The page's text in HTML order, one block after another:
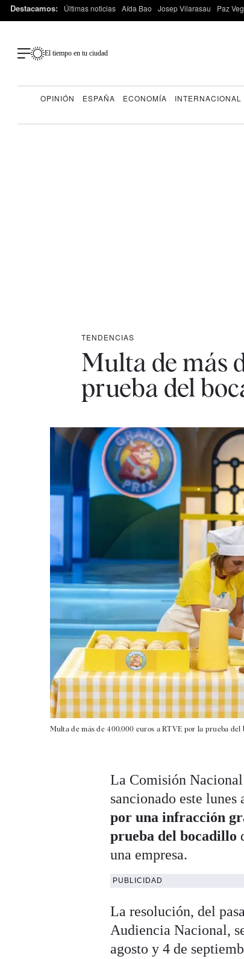
Destacamos: Últimas noticias Aída Bao Josep Vilarasau Paz
El tiempo en tu ciudad
OPINIÓN ESPAÑA ECONOMÍA INTERNACIONAL
TENDENCIAS
Multa de más
prueba del
Multa de más de 400.000 euros a RTVE por la prueba
La Comisión
sancionado este
por una infracción
prueba del bocadillo
una empresa.
PUBLICIDAD
La resolución, del
Audiencia Nacional,
agosto y 4 de